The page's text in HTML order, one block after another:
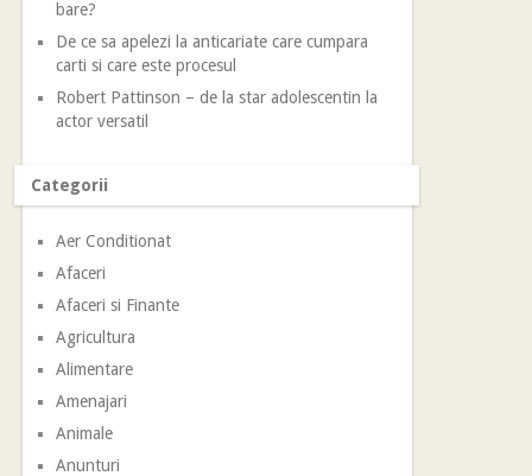
bare?
De ce sa apelezi la anticariate care cumpara
carti si care este procesul
Robert Pattinson – de la star adolescentin la
actor versatil
Categorii
Aer Conditionat
Afaceri
Afaceri si Finante
Agricultura
Alimentare
Amenajari
Animale
Anunturi